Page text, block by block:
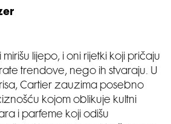
mirišu lijepo, i oni rijetki koji pričaju
trendove, nego ih stvaraju. U
Cartier zauzima posebno
kojom oblikuje kultni
i parfeme koji odišu